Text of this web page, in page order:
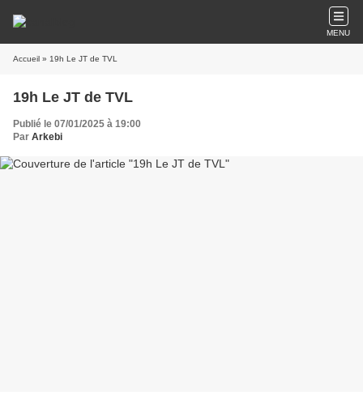
MENU
Accueil » 19h Le JT de TVL
19h Le JT de TVL
Publié le 07/01/2025 à 19:00
Par Arkebi